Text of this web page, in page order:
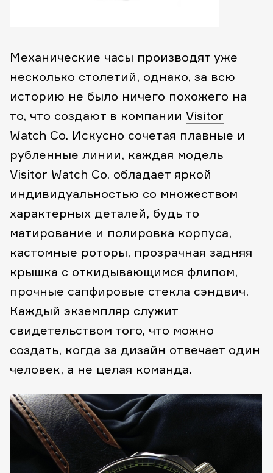
Механические часы производят уже
несколько столетий, однако, за всю
историю не было ничего похожего на
то, что создают в компании Visitor
Watch Co. Искусно сочетая плавные и
рубленные линии, каждая модель
Visitor Watch Co. обладает яркой
индивидуальностью со множеством
характерных деталей, будь то
матирование и полировка корпуса,
кастомные роторы, прозрачная задняя
крышка с откидывающимся флипом,
прочные сапфировые стекла сэндвич.
Каждый экземпляр служит
свидетельством того, что можно
создать, когда за дизайн отвечает один
человек, а не целая команда.